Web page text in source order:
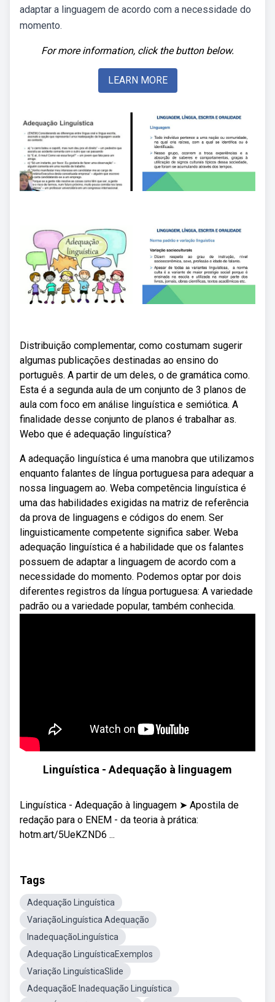
adaptar a linguagem de acordo com a necessidade do
momento.
For more information, click the button below.
LEARN MORE
Distribuição complementar, como costumam sugerir
algumas publicações destinadas ao ensino do
português. A partir de um deles, o de gramática como.
Esta é a segunda aula de um conjunto de 3 planos de
aula com foco em análise linguística e semiótica. A
finalidade desse conjunto de planos é trabalhar as.
Webo que é adequação linguística?
A adequação linguística é uma manobra que utilizamos
enquanto falantes de língua portuguesa para adequar a
nossa linguagem ao. Weba competência linguística é
uma das habilidades exigidas na matriz de referência
da prova de linguagens e códigos do enem. Ser
linguisticamente competente significa saber. Weba
adequação linguística é a habilidade que os falantes
possuem de adaptar a linguagem de acordo com a
necessidade do momento. Podemos optar por dois
diferentes registros da língua portuguesa: A variedade
padrão ou a variedade popular, também conhecida.
Linguística - Adequação à linguagem
Linguística - Adequação à linguagem ➤ Apostila de
redação para o ENEM - da teoria à prática:
hotm.art/5UeKZND6 ...
Tags
Adequação Linguística
VariaçãoLinguística Adequação
InadequaçãoLinguística
Adequação LinguísticaExemplos
Variação LinguísticaSlide
AdequaçãoE Inadequação Linguística